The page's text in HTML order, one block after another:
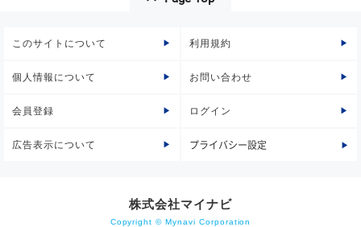
このサイトについて 利用規約
個人情報について お問い合わせ
会員登録 ログイン
広告表示について プライバシー設定
株式会社マイナビ
Copyright © Mynavi Corporation